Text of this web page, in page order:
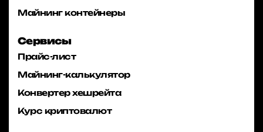
Майнинг контейнеры
Сервисы
Прайс-лист
Майнинг-калькулятор
Конвертер хешрейта
Курс криптовалют